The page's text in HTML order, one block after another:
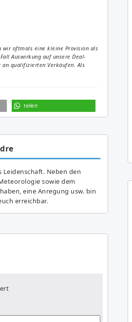
wir oftmals eine kleine Provision als
Auswirkung auf unsere Deal-
an qualifizierten Verkäufen. Als
teilen
Neben den
sowie dem
eine Anregung usw. bin
erreichbar.